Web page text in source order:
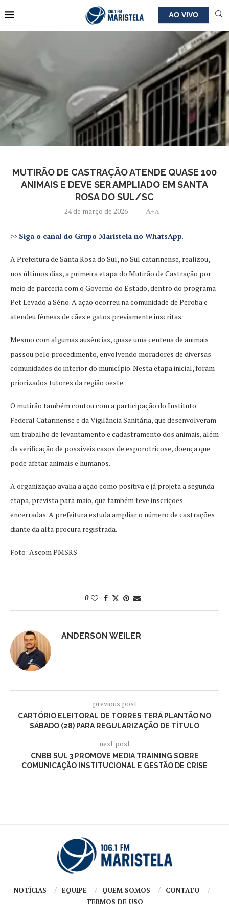
AO VIVO
MUTIRÃO DE CASTRAÇÃO ATENDE QUASE 100
ANIMAIS E DEVE SER AMPLIADO EM SANTA
ROSA DO SUL/SC
24 de março de 2026 A+A-
>> Siga o canal do Grupo Maristela no WhatsApp.
A Prefeitura de Santa Rosa do Sul, no Sul catarinense, realizou,
nos últimos dias, a primeira etapa do Mutirão de Castração por
meio de parceria com o Governo do Estado, dentro do programa
Pet Levado a Sério. A ação ocorreu na comunidade de Peroba e
atendeu fêmeas de cães e gatos previamente inscritas.
Mesmo com algumas ausências, quase uma centena de animais
passou pelo procedimento, envolvendo moradores de diversas
comunidades do interior do município. Nesta etapa inicial, foram
priorizados tutores da região oeste.
O mutirão também contou com a participação do Instituto
Federal Catarinense e da Vigilância Sanitária, que desenvolveram
um trabalho de levantamento e cadastramento dos animais, além
da verificação de possíveis casos de esporotricose, doença que
pode afetar animais e humanos.
A organização avalia a ação como positiva e já projeta a segunda
etapa, prevista para maio, que também teve inscrições
encerradas. A prefeitura estuda ampliar o número de castrações
diante da alta procura registrada.
Foto: Ascom PMSRS
0
ANDERSON WEILER
previous post
CARTÓRIO ELEITORAL DE TORRES TERÁ PLANTÃO NO
SÁBADO (28) PARA REGULARIZAÇÃO DE TÍTULO
next post
CNBB SUL 3 PROMOVE MEDIA TRAINING SOBRE
COMUNICAÇÃO INSTITUCIONAL E GESTÃO DE CRISE
NOTÍCIAS EQUIPE QUEM SOMOS
CONTATO
TERMOS DE USO